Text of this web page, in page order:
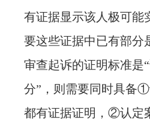
有证据显示该人极可能
要这些证据中已有部分
审查起诉的证明标准是
分”，则需要同时具备
都有证据证明，②认定